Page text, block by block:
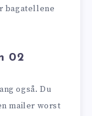
bagatellene
02
også. Du
mailer worst